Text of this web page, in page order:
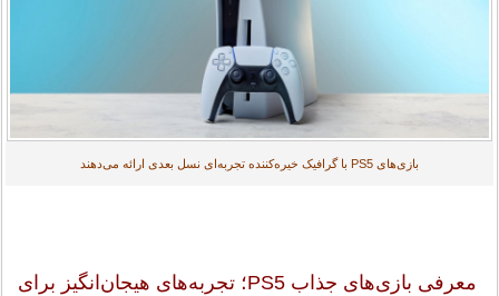
بازی‌های PS5 با گرافیک خیره‌کننده تجربه‌ای نسل بعدی ارائه می‌دهند
معرفی بازی‌های جذاب PS5؛ تجربه‌های هیجان‌انگیز برای